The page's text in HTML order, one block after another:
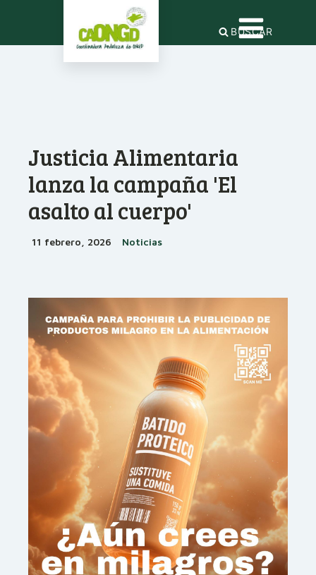
BUSCAR
Justicia Alimentaria
lanza la campaña 'El
asalto al cuerpo'
11 febrero, 2026 Noticias